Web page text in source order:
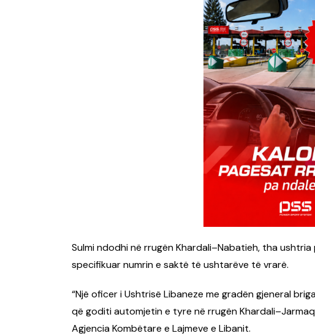
Sulmi ndodhi në rrugën Khardali–Nabatieh, tha
specifikuar numrin e saktë të ushtarëve të vrarë.
“Një oficer i Ushtrisë Libaneze me gradën gjeneral
që goditi automjetin e tyre në rrugën
Agjencia Kombëtare e Lajmeve e Libanit.